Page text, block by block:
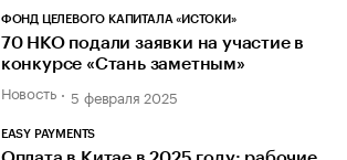
ФОНД ЦЕЛЕВОГО КАПИТАЛА «ИСТОКИ»
70 НКО подали заявки на участие в
конкурсе «Стань заметным»
Новость 5 февраля 2025
EASY PAYMENTS